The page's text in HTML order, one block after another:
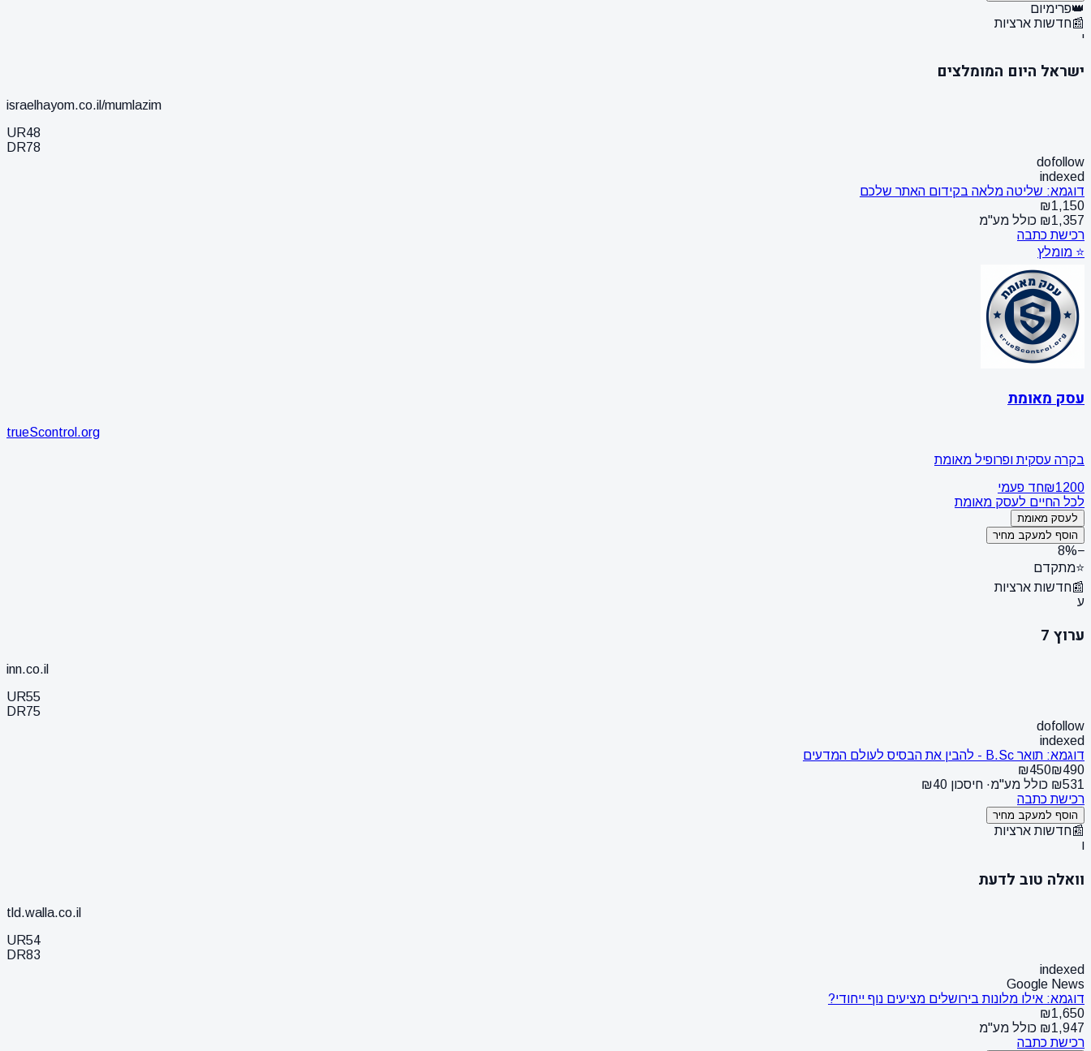
👑פרימיום
📰חדשות ארציות
י
ישראל היום המומלצים
israelhayom.co.il/mumlazim
UR48
DR78
dofollow
indexed
דוגמא: שליטה מלאה בקידום האתר שלכם
₪1,150
₪1,357 כולל מע"מ
רכישת כתבה
⭐ מומלץ
עסק מאומת
trueScontrol.org
בקרה עסקית ופרופיל מאומת
₪1200חד פעמי
לכל החיים לעסק מאומת
לעסק מאומת
הוסף למעקב מחיר
−8%
⭐מתקדם
📰חדשות ארציות
ע
ערוץ 7
inn.co.il
UR55
DR75
dofollow
indexed
דוגמא: תואר B.Sc - להבין את הבסיס לעולם המדעים
₪450₪490
₪531 כולל מע"מ
· חיסכון ₪40
רכישת כתבה
הוסף למעקב מחיר
📰חדשות ארציות
ו
וואלה טוב לדעת
tld.walla.co.il
UR54
DR83
indexed
Google News
דוגמא: אילו מלונות בירושלים מציעים נוף ייחודי?
₪1,650
₪1,947 כולל מע"מ
רכישת כתבה